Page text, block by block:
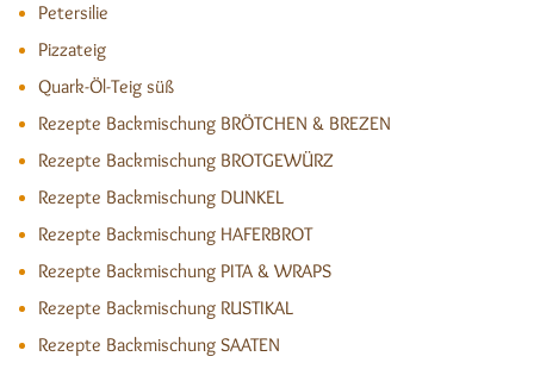
Petersilie
Pizzateig
Quark-Öl-Teig süß
Rezepte Backmischung BRÖTCHEN & BREZEN
Rezepte Backmischung BROTGEWÜRZ
Rezepte Backmischung DUNKEL
Rezepte Backmischung HAFERBROT
Rezepte Backmischung PITA & WRAPS
Rezepte Backmischung RUSTIKAL
Rezepte Backmischung SAATEN